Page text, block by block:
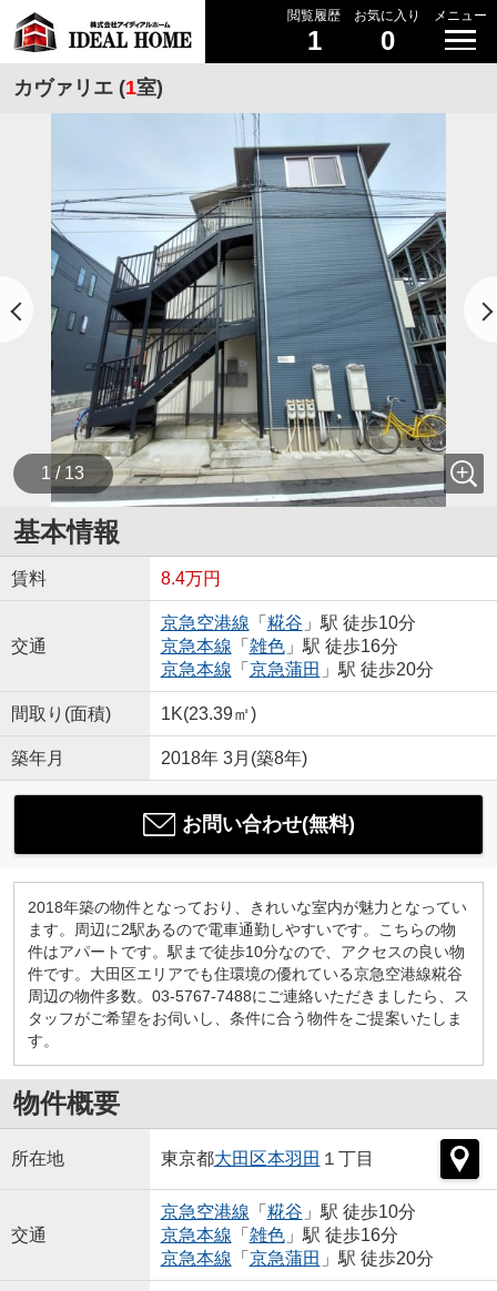
閲覧履歴
1
お気に入り
0
メニュー
カヴァリエ (1室)
1 / 13
基本情報
賃料 8.4万円
交通
京急空港線 「 糀谷 」駅 徒歩10分
京急本線 「 雑色」駅 徒歩16分
京急本線 「 京急蒲田 」駅 徒歩20分
間取り(面積) 1K(23.39㎡)
築年月 2018年 3月(築8年)
お問い合わせ(無料)
2018年築の物件となっており、きれいな室内が魅力となってい
ます。周辺に2駅あるので電車通勤しやすいです。こちらの物
件はアパートです。駅まで徒歩10分なので、アクセスの良い物
件です。大田区エリアでも住環境の優れている京急空港線糀谷
周辺の物件多数。03-5767-7488にご連絡いただきましたら、ス
タッフがご希望をお伺いし、条件に合う物件をご提案いたしま
す。
物件概要
所在地 東京都大田区本羽田 １丁目
交通
京急空港線 「 糀谷 」駅 徒歩10分
京急本線 「 雑色」駅 徒歩16分
京急本線 「 京急蒲田 」駅 徒歩20分